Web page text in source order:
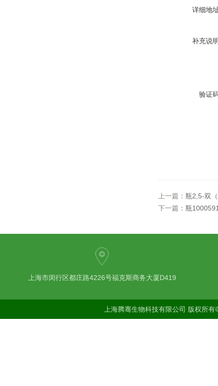
详细地
补充说
验证
上一篇： 瓶2,5-双
下一篇： 瓶
上海市闵行区都庄路4226号福克斯商务大厦D419
上海腾骞生物科技有限公司 版权所